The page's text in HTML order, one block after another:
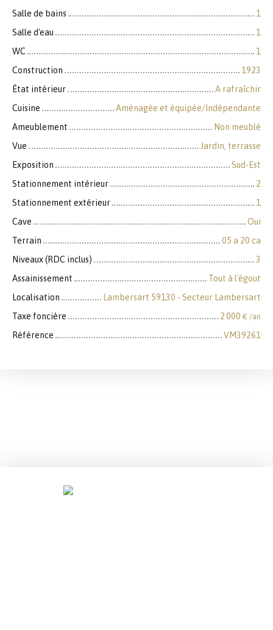
Salle de bains
1
Salle d'eau
1
WC
1
Construction
1923
État intérieur
A rafraîchir
Cuisine
Aménagée et équipée/Indépendante
Ameublement
Non meublé
Vue
Jardin, terrasse
Exposition
Sud-Est
Stationnement intérieur
2
Stationnement extérieur
1
Cave
Oui
Terrain
05 a 20 ca
Niveaux (RDC inclus)
3
Assainissement
Tout à l'égout
Localisation
Lambersart 59130 - Secteur Lambersart
Taxe foncière
2 000 € /an
Référence VM39261